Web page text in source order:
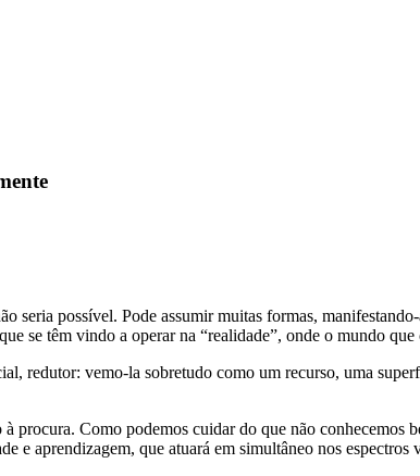
seria possível. Pode assumir muitas formas,
se têm vindo a operar na “realidade”, onde o mundo
redutor: vemo-la sobretudo como um recurso, uma
procura. Como podemos cuidar do que não
e aprendizagem, que atuará em simultâneo nos